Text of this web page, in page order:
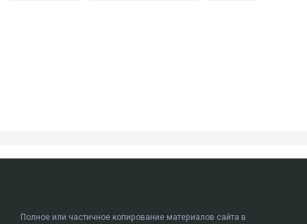
Полное или частичное копирование материалов сайта в